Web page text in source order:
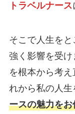
トラベルナース
そこで人生をと
強く影響を受
を根本から考
れから私の人生
ースの魅力を